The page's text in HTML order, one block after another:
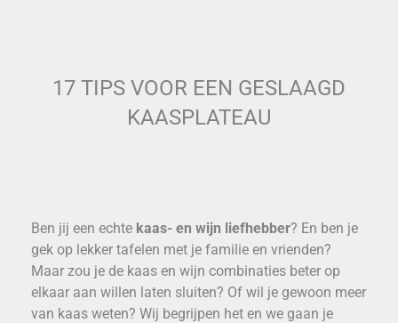
17 TIPS VOOR EEN GESLAAGD
KAASPLATEAU
Ben jij een echte kaas- en wijn liefhebber? En ben je
gek op lekker tafelen met je familie en vrienden?
Maar zou je de kaas en wijn combinaties beter op
elkaar aan willen laten sluiten? Of wil je gewoon meer
van kaas weten? Wij begrijpen het en we gaan je